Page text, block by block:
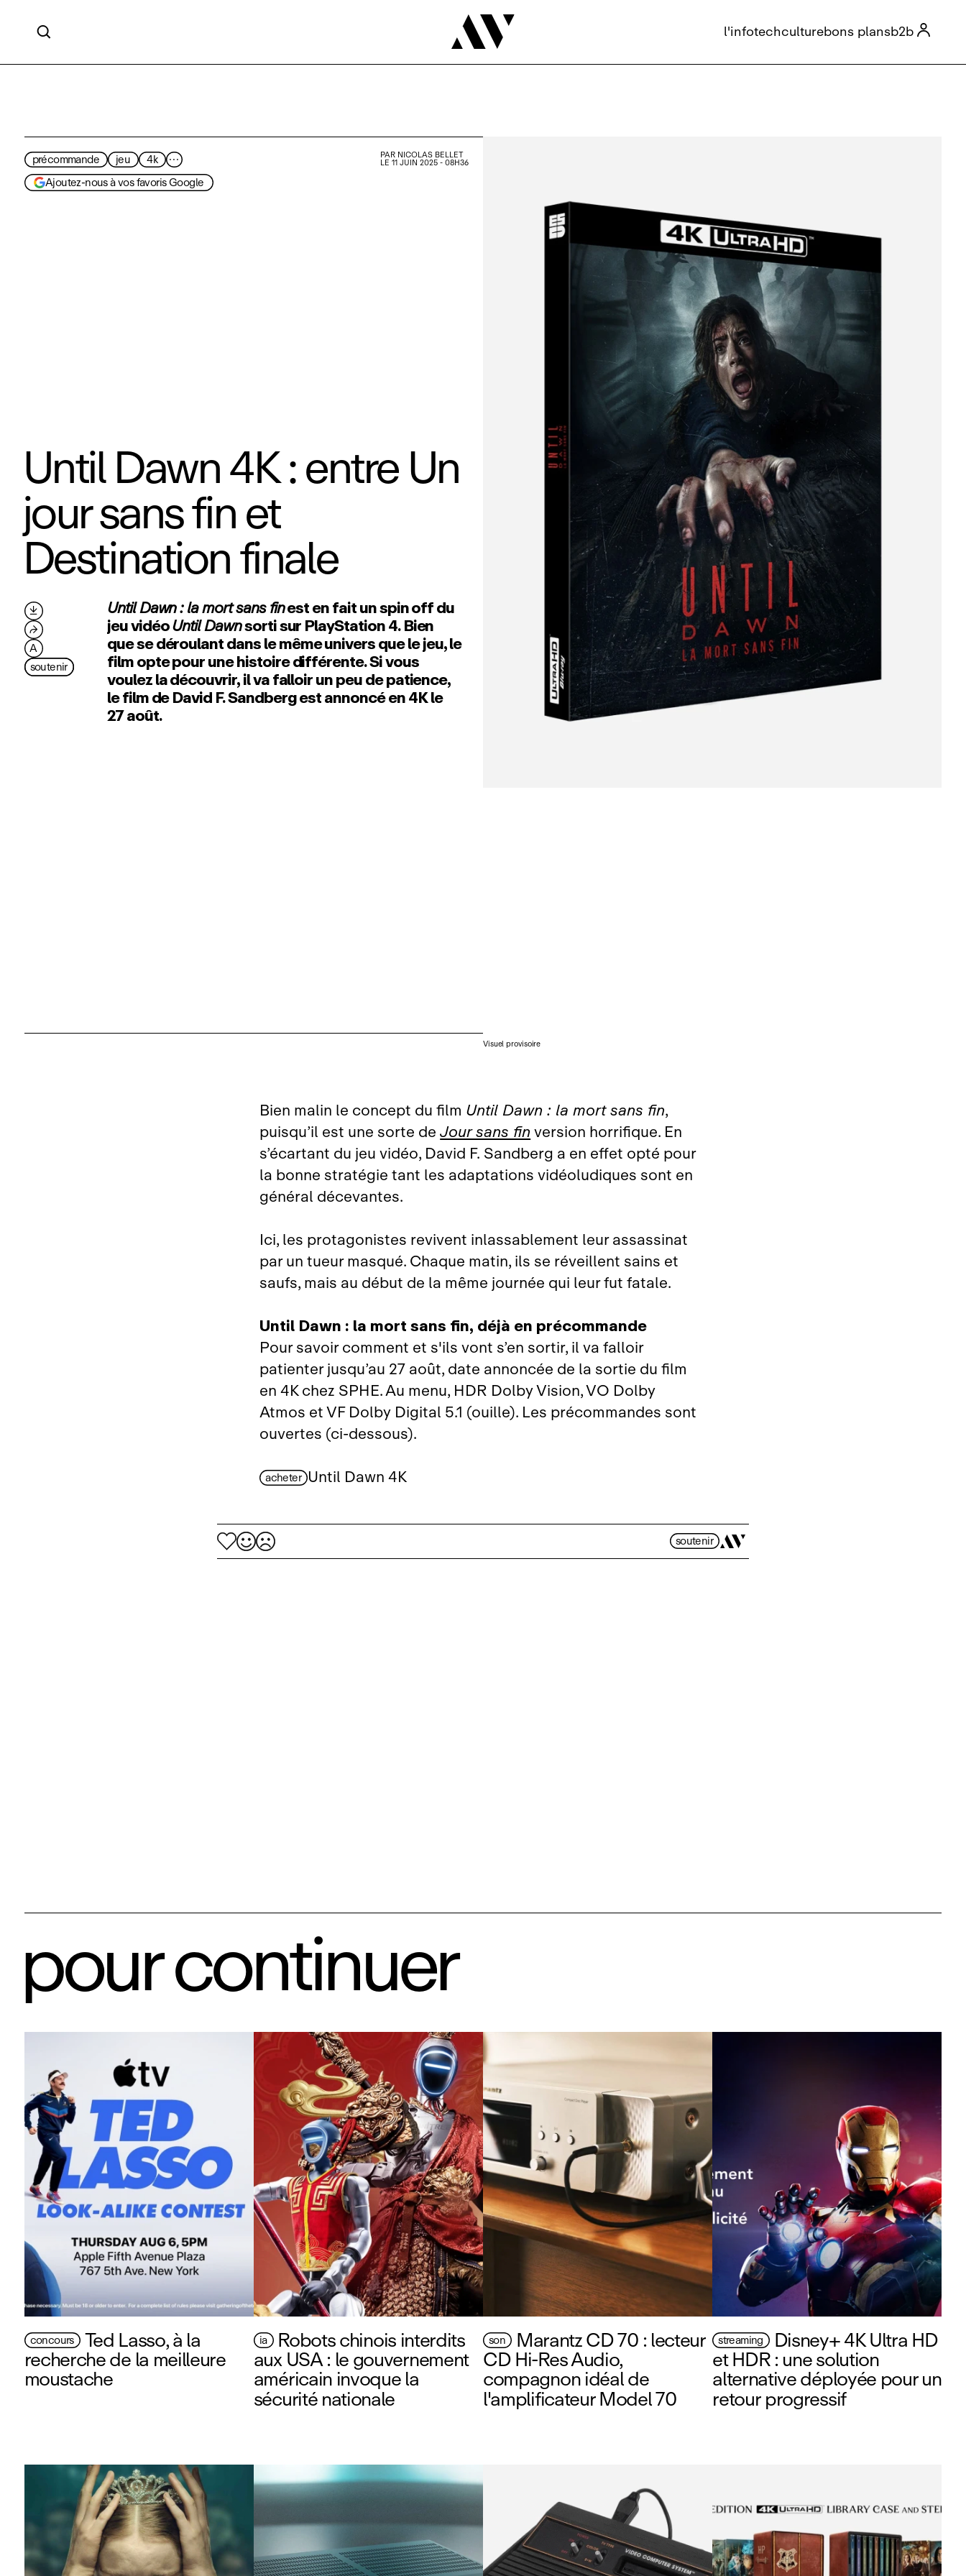

 l'infotechculturebons plansb2b
précommande jeu 4k
···
Ajoutez-nous à vos favoris Google
PAR NICOLAS BELLET
LE 11 JUIN 2025 - 08H36
Until Dawn 4K : entre Un
jour sans fin et
Destination finale
Until Dawn : la mort sans finest en fait un spin off du
jeu vidéoUntil Dawnsorti sur PlayStation 4. Bien
que se déroulant dans le même univers que le jeu, le
film opte pour une histoire différente. Si vous
voulez la découvrir, il va falloir un peu de patience,
le film de David F. Sandberg est annoncé en 4K le
27 août.

⮫
A
soutenir
Visuel provisoire
Bien malin le concept du film Until Dawn : la mort sans fin,
puisqu’il est une sorte deJour sans finversion horrifique. En
s’écartant du jeu vidéo, David F. Sandberg a en effet opté pour
la bonne stratégie tant les adaptations vidéoludiques sont en
général décevantes.
Ici, les protagonistes revivent inlassablement leur assassinat
par un tueur masqué. Chaque matin, ils se réveillent sains et
saufs, mais au début de la même journée qui leur fut fatale.
Until Dawn : la mort sans fin, déjà en précommande
Pour savoir comment et s'ils vont s’en sortir, il va falloir
patienter jusqu’au 27 août, date annoncée de la sortie du film
en 4K chez SPHE. Au menu, HDR Dolby Vision, VO Dolby
Atmos et VF Dolby Digital 5.1 (ouille). Les précommandes sont
ouvertes (ci‑dessous).
acheter Until Dawn 4K
soutenir
pour continuer
concours Ted Lasso, à la
recherche de la meilleure
moustache
ia Robots chinois interdits
aux USA : le gouvernement
américain invoque la
sécurité nationale
son Marantz CD 70 : lecteur
CD Hi‑Res Audio,
compagnon idéal de
l'amplificateur Model 70
streaming Disney+ 4K Ultra HD
et HDR : une solution
alternative déployée pour un
retour progressif